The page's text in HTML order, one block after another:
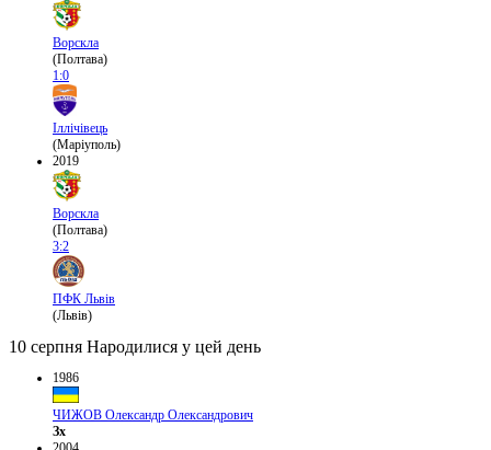
Ворскла
(Полтава)
1:0
Іллічівець
(Маріуполь)
2019
Ворскла
(Полтава)
3:2
ПФК Львів
(Львів)
10 серпня Народилися у цей день
1986
ЧИЖОВ Олександр Олександрович
Зх